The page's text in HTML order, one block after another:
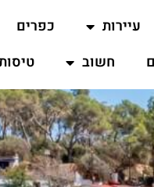
עיירות כפרים
חשוב